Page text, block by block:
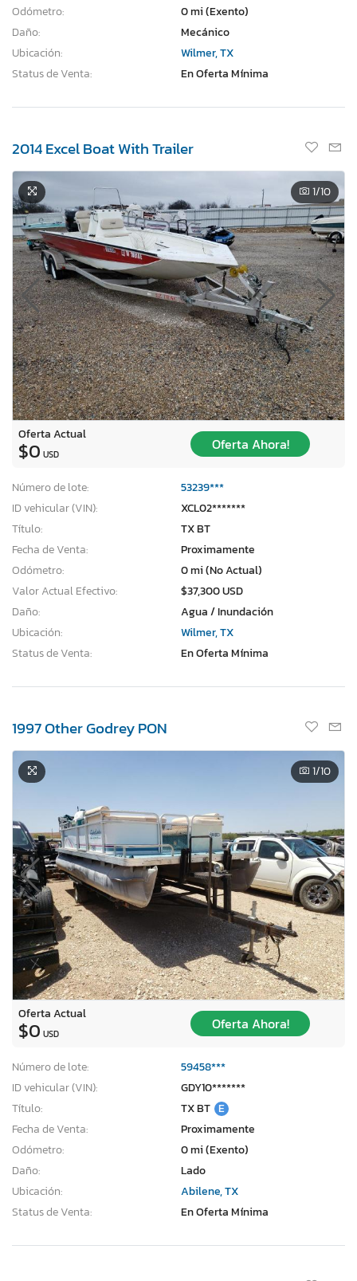
Odómetro:
0 mi (Exento)
Daño:
Mecánico
Ubicación:
Wilmer, TX
Status de Venta:
En Oferta Mínima
2014 Excel Boat With Trailer
1/10
Oferta Actual
$0 USD
Oferta Ahora!
Número de lote:
53239***
ID vehicular (VIN):
XCL02*******
Título:
TX BT
Fecha de Venta:
Proximamente
Odómetro:
0 mi (No Actual)
Valor Actual Efectivo:
$37,300 USD
Daño:
Agua / Inundación
Ubicación:
Wilmer, TX
Status de Venta:
En Oferta Mínima
1997 Other Godrey PON
1/10
Oferta Actual
$0 USD
Oferta Ahora!
Número de lote:
59458***
ID vehicular (VIN):
GDY10*******
Título:
TX BT E
Fecha de Venta:
Proximamente
Odómetro:
0 mi (Exento)
Daño:
Lado
Ubicación:
Abilene, TX
Status de Venta:
En Oferta Mínima